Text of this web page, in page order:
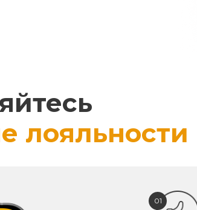
лояльности
01